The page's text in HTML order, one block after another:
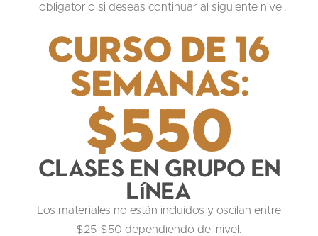
obligatorio si deseas continuar al siguiente nivel.
Curso de 16
semanas:
$550
Clases en grupo en
línea
Los materiales no están incluidos y oscilan entre
$25-$50 dependiendo del nivel.